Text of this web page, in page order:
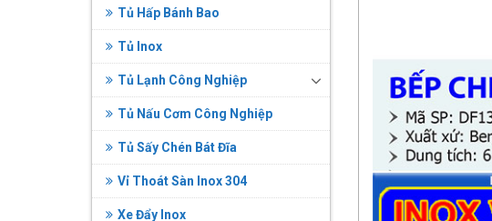
Tủ Hấp Bánh Bao
Tủ Inox
Tủ Lạnh Công Nghiệp
Tủ Nấu Cơm Công Nghiệp
Tủ Sấy Chén Bát Đĩa
Vỉ Thoát Sàn Inox 304
Xe Đẩy Inox